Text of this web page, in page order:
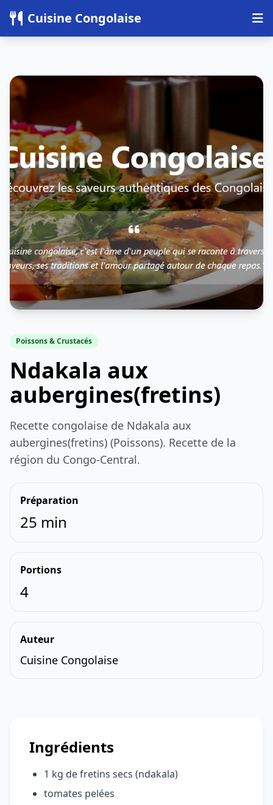
Cuisine Congolaise
Poissons & Crustacés
Ndakala aux
aubergines(fretins)
Recette congolaise de Ndakala aux
aubergines(fretins) (Poissons). Recette de la
région du Congo-Central.
Préparation
25 min
Portions
4
Auteur
Cuisine Congolaise
Ingrédients
1 kg de fretins secs (ndakala)
tomates pelées